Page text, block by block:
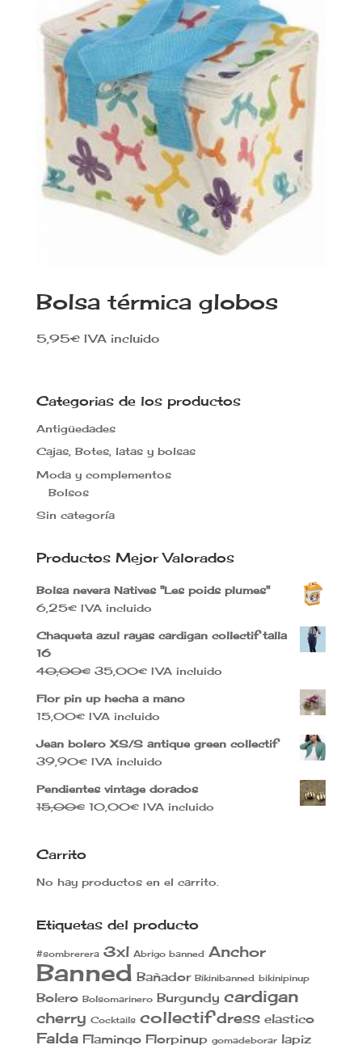
Bolsa térmica globos
5,95€ IVA incluido
Categorias de los productos
Antigüedades
Cajas, Botes, latas y bolsas
Moda y complementos
Bolsos
Sin categoría
Productos Mejor Valorados
Bolsa nevera Natives "Les poids plumes"
6,25€ IVA incluido
Chaqueta azul rayas cardigan collectif talla
16
40,00€ El
original
era:
40,00€.
35,00€El
actual
es:
35,00€.
IVA incluido
Flor pin up hecha a mano
15,00€ IVA incluido
Jean bolero XS/S antique green collectif
39,90€ IVA incluido
Pendientes vintage dorados
15,00€ El
15,00€.
10,00€El
10,00€.
IVA incluido
Carrito
No hay productos en el carrito.
Etiquetas del producto
#sombrerera 3xl Abrigo banned Anchor
Banned Bañador Bikinibanned bikinipinup
Bolero Bolsomarinero Burgundy cardigan
cherry Cocktails collectif dress elastico
Falda Flamingo Florpinup gomadeborar lapiz